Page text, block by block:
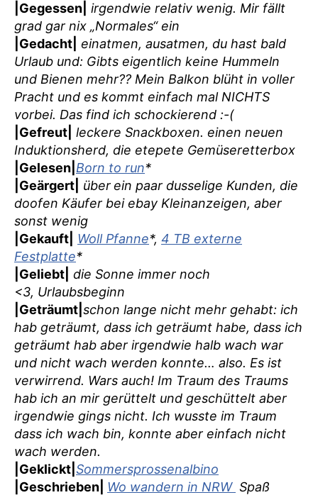
|Gegessen| irgendwie relativ wenig. Mir fällt
grad gar nix „Normales“ ein
|Gedacht| einatmen, ausatmen, du hast bald
Urlaub und: Gibts eigentlich keine Hummeln
und Bienen mehr?? Mein Balkon blüht in voller
Pracht und es kommt einfach mal NICHTS
vorbei. Das find ich schockierend :-(
|Gefreut| leckere Snackboxen. einen neuen
Induktionsherd, die etepete Gemüseretterbox
|Gelesen| Born to run*
|Geärgert|
überein paar dusselige Kunden, die
doofen Käufer bei ebay Kleinanzeigen, aber
sonst wenig
|Gekauft|
Woll Pfanne*, 4 TB externe
Festplatte*
|Geliebt| die Sonne immer noch
<3, Urlaubsbeginn
|Geträumt| schon lange nicht mehr gehabt: ich
hab geträumt, dass ich geträumt habe, dass ich
geträumt hab aber irgendwie halb wach war
und nicht wach werden konnte… also. Es ist
verwirrend. Wars auch! Im Traum des Traums
hab ich an mir gerüttelt und geschüttelt aber
irgendwie gings nicht. Ich wusste im Traum
dass ich wach bin, konnte aber einfach nicht
wach werden.
|Geklickt| Sommersprossenalbino
|Geschrieben| Wo wandern in NRW Spaß